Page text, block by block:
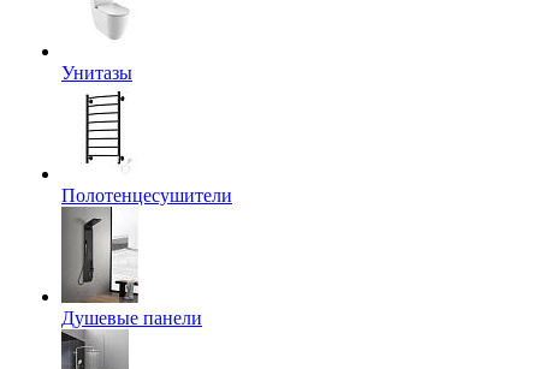
Унитазы
Полотенцесушители
Душевые панели